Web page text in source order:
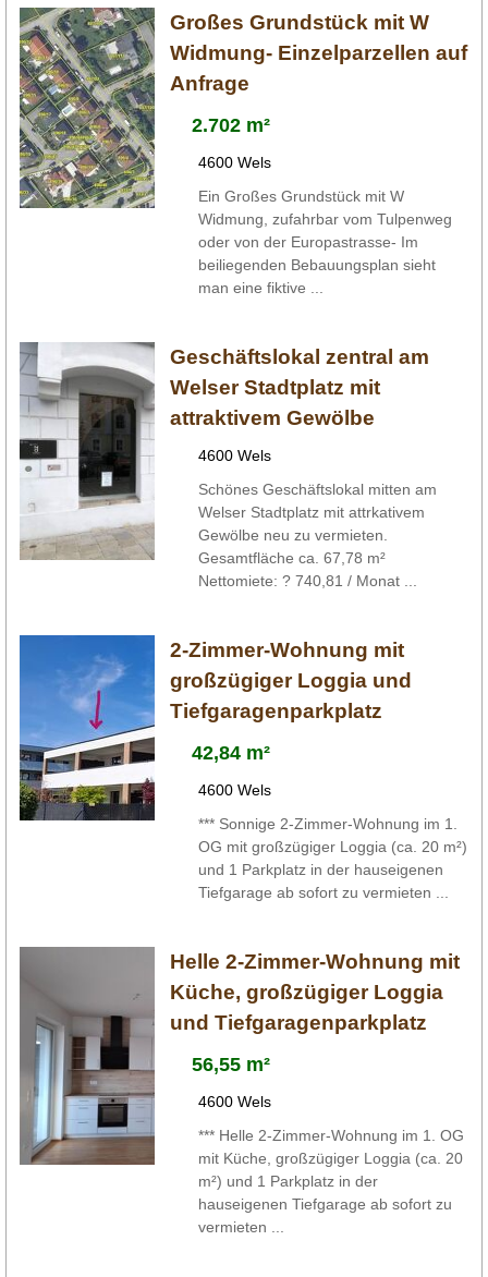
Großes Grundstück mit W
Widmung- Einzelparzellen auf
Anfrage
2.702 m²
4600 Wels
Ein Großes Grundstück mit W
Widmung, zufahrbar vom Tulpenweg
oder von der Europastrasse- Im
beiliegenden Bebauungsplan sieht
man eine fiktive ...
Geschäftslokal zentral am
Welser Stadtplatz mit
attraktivem Gewölbe
4600 Wels
Schönes Geschäftslokal mitten am
Welser Stadtplatz mit attrkativem
Gewölbe neu zu vermieten.
Gesamtfläche ca. 67,78 m²
Nettomiete: ? 740,81 / Monat ...
2-Zimmer-Wohnung mit
großzügiger Loggia und
Tiefgaragenparkplatz
42,84 m²
4600 Wels
*** Sonnige 2-Zimmer-Wohnung im 1.
OG mit großzügiger Loggia (ca. 20 m²)
und 1 Parkplatz in der hauseigenen
Tiefgarage ab sofort zu vermieten ...
Helle 2-Zimmer-Wohnung mit
Küche, großzügiger Loggia
und Tiefgaragenparkplatz
56,55 m²
4600 Wels
*** Helle 2-Zimmer-Wohnung im 1. OG
mit Küche, großzügiger Loggia (ca. 20
m²) und 1 Parkplatz in der
hauseigenen Tiefgarage ab sofort zu
vermieten ...